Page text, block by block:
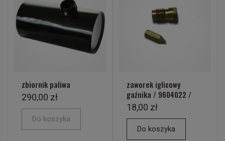
zbiornik paliwa
290,00 zł
Do koszyka
zaworek iglicowy
gaźnika / 9604022 /
18,00 zł
Do koszyka